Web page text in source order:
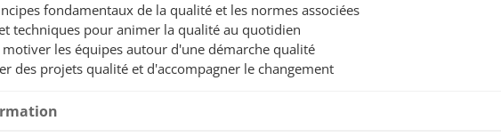
fondamentaux de la qualité et les normes associées
techniques pour animer la qualité au quotidien
les équipes autour d'une démarche qualité
des projets qualité et d'accompagner le changement